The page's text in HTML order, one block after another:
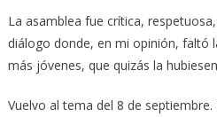
La asamblea fue crítica,
diálogo donde, en mi opinión, faltó
más jóvenes, que quizás la
Vuelvo al tema del 8 de